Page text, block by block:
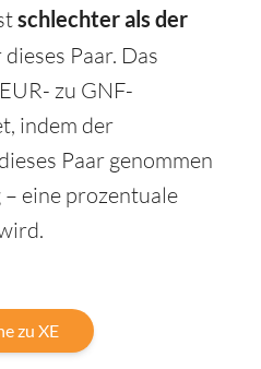
schlechter als der
Paar. Das
zu GNF-
indem der
Paar genommen
eine prozentuale
zu XE